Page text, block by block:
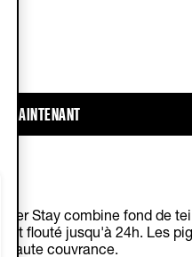
MAINTENANT
Stay combine fond de
flouté jusqu'à 24h. Les
haute couvrance.